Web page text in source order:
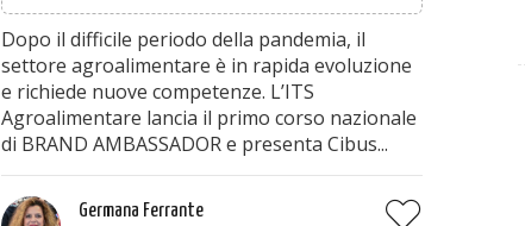
Dopo il difficile periodo della pandemia, il
settore agroalimentare è in rapida evoluzione
e richiede nuove competenze. L’ITS
Agroalimentare lancia il primo corso nazionale
di BRAND AMBASSADOR e presenta Cibus...
Germana Ferrante